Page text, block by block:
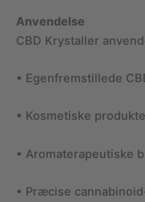
Anvendelse
CBD Krystaller
• Egenfremstillede
• Kosmetiske
• Aromaterapeutiske
• Præcise